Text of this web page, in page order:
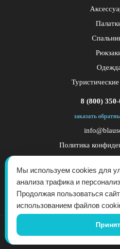
8 (800)
заказать
Политика
© 2017 - 2026 - "Blau See" - производитель
права защищены.
Мы используем cookies для
анализа трафика и
Продолжая пользоваться
использованием файлов